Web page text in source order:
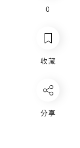
0
收藏
分享